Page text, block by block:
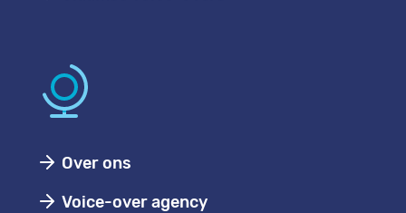
Over ons
Voice-over agency